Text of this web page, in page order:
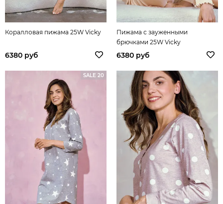
Коралловая пижама 25W Vicky
6380 руб
Пижама с зауженными
брючками 25W Vicky
6380 руб
SALE 20